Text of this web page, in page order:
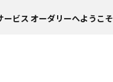
ビス オーダリーへようこそ